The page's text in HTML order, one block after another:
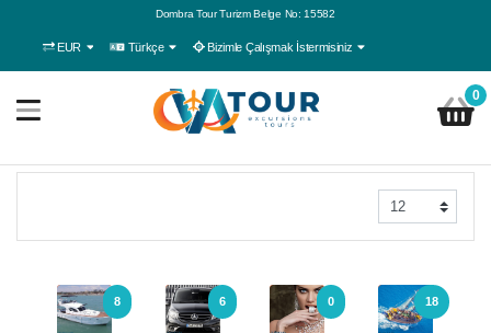
Dombra Tour Turizm Belge No: 15582
EUR Türkçe Bizimle Çalışmak İstermisiniz
0
8 6 0 18